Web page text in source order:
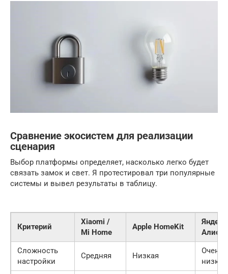
Сравнение экосистем для реализации
сценария
Выбор платформы определяет, насколько легко будет
связать замок и свет. Я протестировал три популярные
системы и вывел результаты в таблицу.
Критерий
Xiaomi /
Mi Home
Apple HomeKit
Алисой
Сложность
настройки
Средняя Низкая
Очень
низкая